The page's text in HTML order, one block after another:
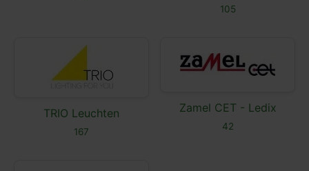
105
TRIO Leuchten
167
Zamel CET - Ledix
42